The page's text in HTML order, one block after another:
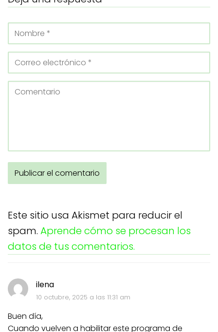
ilena
10 octubre, 2025 a las 11:31 am
Buen día,
Cuando vuelven a habilitar este programa de
Este sitio usa Akismet para reducir el
spam. Aprende cómo se procesan los
datos de tus comentarios.